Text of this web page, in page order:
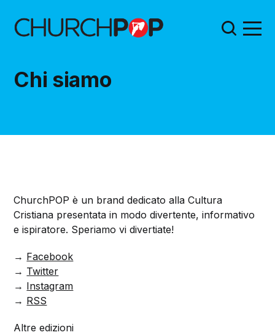
Chi siamo
ChurchPOP è un brand dedicato alla Cultura
Cristiana presentata in modo divertente, informativo
e ispiratore. Speriamo vi divertiate!
→ Facebook
→ Twitter
→ Instagram
→ RSS
Altre edizioni